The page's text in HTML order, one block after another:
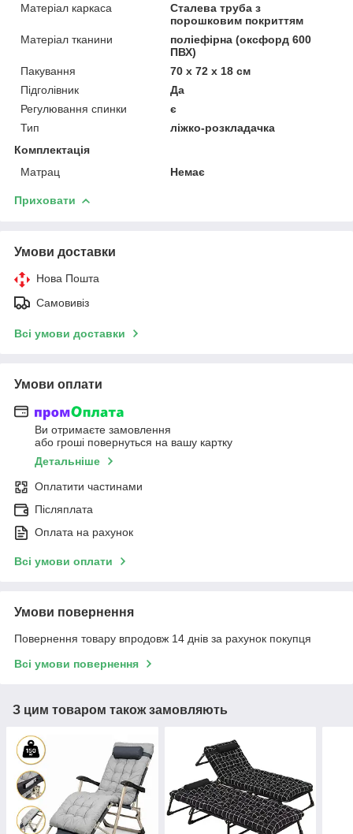
Матеріал каркаса
Сталева труба з
порошковим покриттям
Матеріал тканини
поліефірна (оксфорд 600
ПВХ)
Пакування
70 х 72 х 18 см
Підголівник
Да
Регулювання спинки
є
Тип
ліжко-розкладачка
Комплектація
Матрац
Немає
Приховати
Умови доставки
Нова Пошта
Самовивіз
Всі умови доставки
Умови оплати
Ви отримаєте замовлення
або гроші повернуться на вашу картку
Детальніше
Оплатити частинами
Післяплата
Оплата на рахунок
Всі умови оплати
Умови повернення
Повернення товару впродовж 14 днів за рахунок покупця
Всі умови повернення
З цим товаром також замовляють